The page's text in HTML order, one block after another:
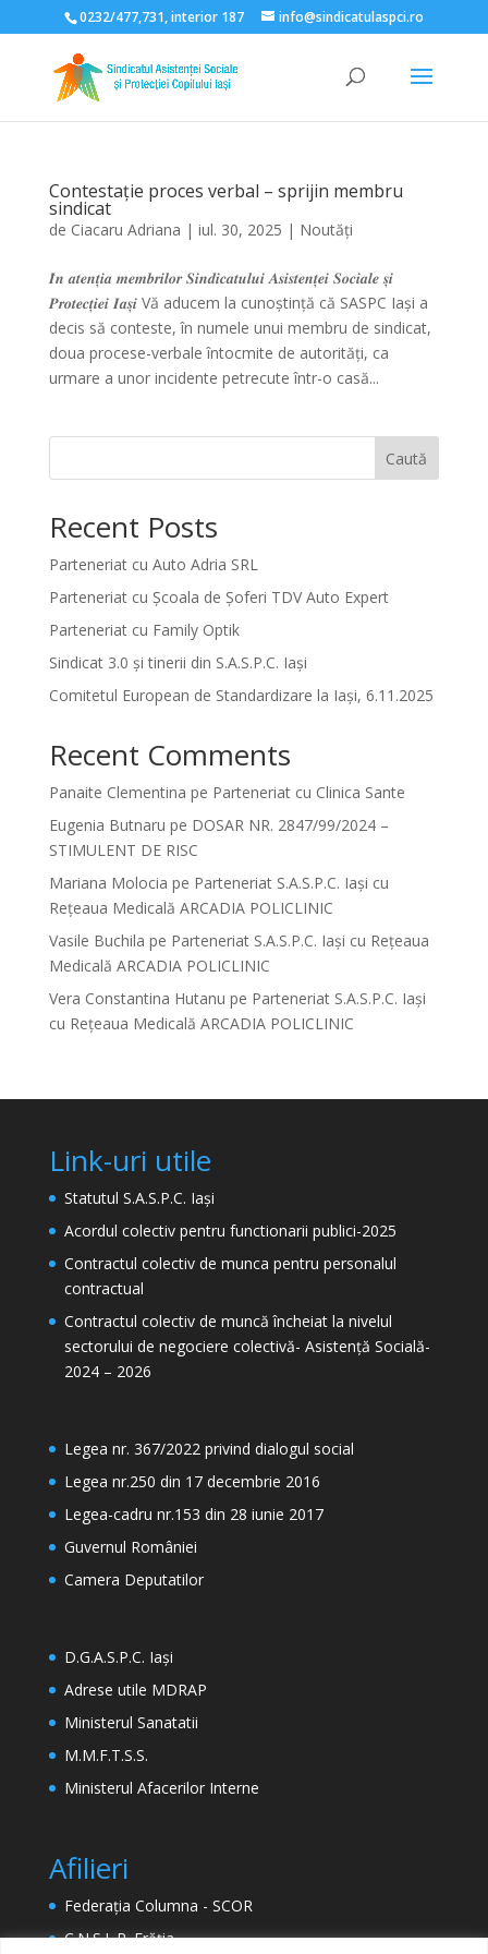
Deschide bara de unelte
0232/477,731, interior 187 info@sindicatulaspci.ro
Contestație proces verbal – sprijin membru
sindicat
de Ciacaru Adriana | iul. 30, 2025 | Noutăți
𝑰̂𝒏 𝒂𝒕𝒆𝒏𝒕̦𝒊𝒂 𝒎𝒆𝒎𝒃𝒓𝒊𝒍𝒐𝒓 𝑺𝒊𝒏𝒅𝒊𝒄𝒂𝒕𝒖𝒍𝒖𝒊 𝑨𝒔𝒊𝒔𝒕𝒆𝒏𝒕̦𝒆𝒊 𝑺𝒐𝒄𝒊𝒂𝒍𝒆 𝒔̦𝒊
𝑷𝒓𝒐𝒕𝒆𝒄𝒕̦𝒊𝒆𝒊 𝑰𝒂𝒔̦𝒊 Vă aducem la cunoștință că SASPC Iași a
decis să conteste, în numele unui membru de sindicat,
doua procese-verbale întocmite de autorități, ca
urmare a unor incidente petrecute într-o casă...
Caută
Recent Posts
Parteneriat cu Auto Adria SRL
Parteneriat cu Școala de Șoferi TDV Auto Expert
Parteneriat cu Family Optik
Sindicat 3.0 și tinerii din S.A.S.P.C. Iași
Comitetul European de Standardizare la Iași, 6.11.2025
Recent Comments
Panaite Clementina pe Parteneriat cu Clinica Sante
Eugenia Butnaru pe DOSAR NR. 2847/99/2024 –
STIMULENT DE RISC
Mariana Molocia pe Parteneriat S.A.S.P.C. Iași cu
Rețeaua Medicală ARCADIA POLICLINIC
Vasile Buchila pe Parteneriat S.A.S.P.C. Iași cu Rețeaua
Medicală ARCADIA POLICLINIC
Vera Constantina Hutanu pe Parteneriat S.A.S.P.C. Iași
cu Rețeaua Medicală ARCADIA POLICLINIC
Link-uri utile
Statutul S.A.S.P.C. Iași
Acordul colectiv pentru functionarii publici-2025
Contractul colectiv de munca pentru personalul
contractual
Contractul colectiv de muncă încheiat la nivelul
sectorului de negociere colectivă- Asistență Socială-
2024 – 2026
Legea nr. 367/2022 privind dialogul social
Legea nr.250 din 17 decembrie 2016
Legea-cadru nr.153 din 28 iunie 2017
Guvernul României
Camera Deputatilor
D.G.A.S.P.C. Iași
Adrese utile MDRAP
Ministerul Sanatatii
M.M.F.T.S.S.
Ministerul Afacerilor Interne
Afilieri
Federația Columna - SCOR
C.N.S.L.R. Frăția